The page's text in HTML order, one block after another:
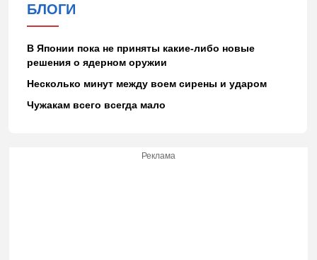
БЛОГИ
В Японии пока не приняты какие-либо новые
решения о ядерном оружии
Несколько минут между воем сирены и ударом
Чужакам всего всегда мало
Реклама